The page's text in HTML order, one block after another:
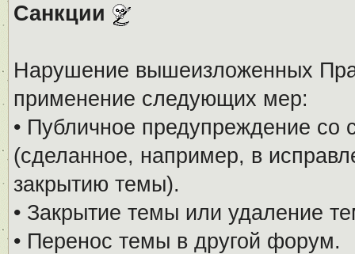
Санкции
Нарушение вышеизложенных
применение следующих мер:
• Публичное предупреждение
(сделанное, например, в
закрытию темы).
• Закрытие темы или удаление
• Перенос темы в другой форум.